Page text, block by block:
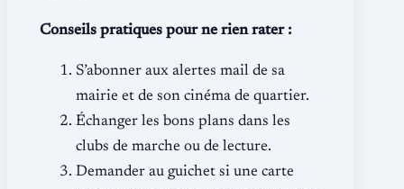
Conseils pratiques pour ne rien rater :
S’abonner aux alertes mail de sa
mairie et de son cinéma de quartier.
Échanger les bons plans dans les
clubs de marche ou de lecture.
Demander au guichet si une carte